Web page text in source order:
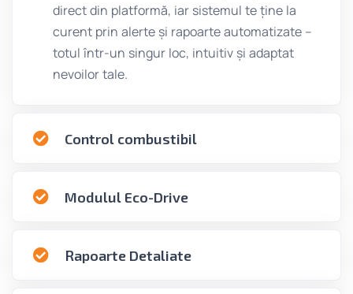
direct din platformă, iar sistemul te ține la
curent prin alerte și rapoarte automatizate –
totul într-un singur loc, intuitiv și adaptat
nevoilor tale.
Control combustibil
Modulul Eco-Drive
Rapoarte Detaliate